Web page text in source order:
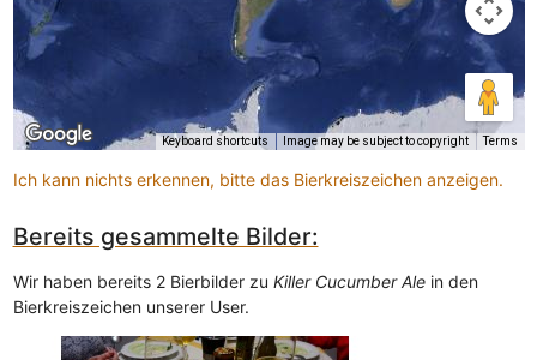
Keyboard shortcuts Image may be subject to copyright Terms
Ich kann nichts erkennen, bitte das Bierkreiszeichen anzeigen.
Bereits gesammelte Bilder:
Wir haben bereits 2 Bierbilder zu Killer Cucumber Alein den
Bierkreiszeichen unserer User.